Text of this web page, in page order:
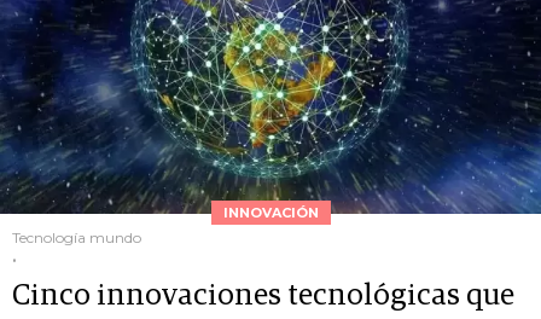
INNOVACIÓN
Tecnología mundo
.
Cinco innovaciones tecnológicas que